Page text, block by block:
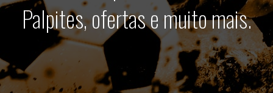
Palpites, ofertas e muito mais.